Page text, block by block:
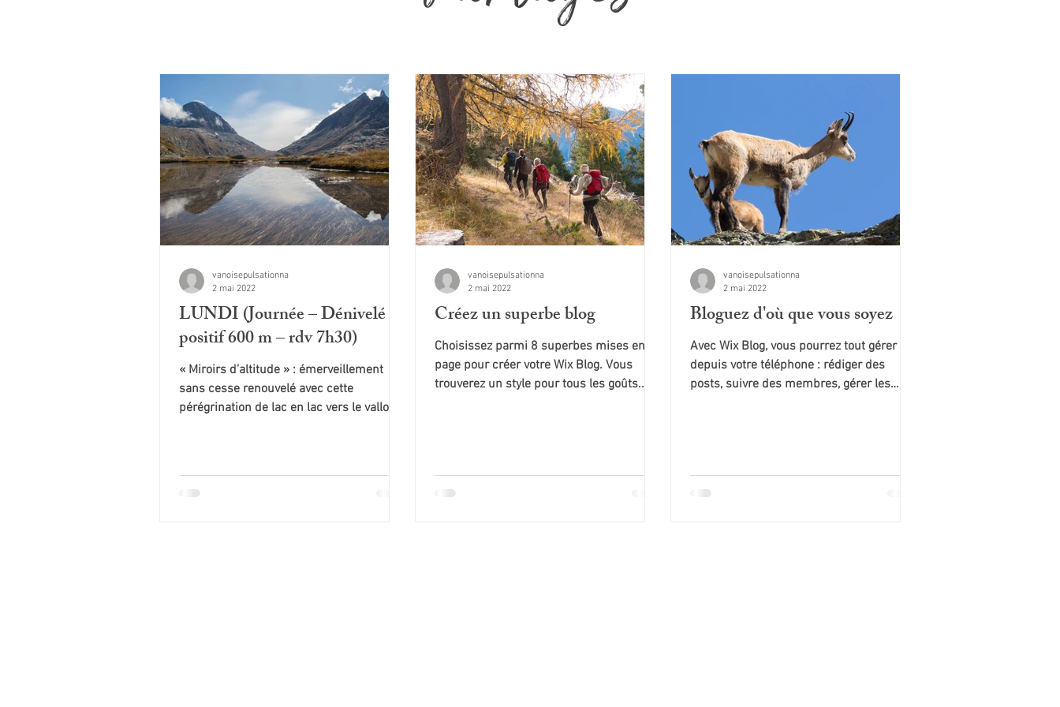
LUNDI (Journée – Dénivelé
positif 600 m – rdv 7h30)
« Miroirs d’altitude » : émerveillement
sans cesse renouvelé avec cette
pérégrination de lac en lac vers le vallon
vanoisepulsationna
2 mai 2022
Créez un superbe blog
Choisissez parmi 8 superbes mises en
page pour créer votre Wix Blog. Vous
trouverez un style pour tous les goûts.
vanoisepulsationna
2 mai 2022
Bloguez d'où que vous soyez
Avec Wix Blog, vous pourrez tout gérer
depuis votre téléphone : rédiger des
posts, suivre des membres, gérer les
vanoisepulsationna
2 mai 2022